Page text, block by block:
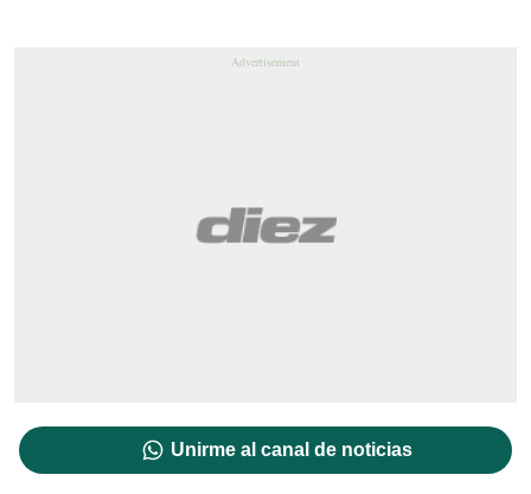
Unirme al canal de noticias